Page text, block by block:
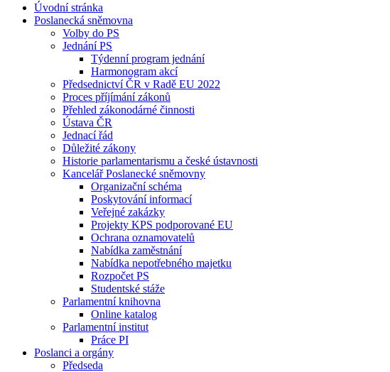
Úvodní stránka
Poslanecká sněmovna
Volby do PS
Jednání PS
Týdenní program jednání
Harmonogram akcí
Předsednictví ČR v Radě EU 2022
Proces příjímání zákonů
Přehled zákonodárné činnosti
Ústava ČR
Jednací řád
Důležité zákony
Historie parlamentarismu a české ústavnosti
Kancelář Poslanecké sněmovny
Organizační schéma
Poskytování informací
Veřejné zakázky
Projekty KPS podporované EU
Ochrana oznamovatelů
Nabídka zaměstnání
Nabídka nepotřebného majetku
Rozpočet PS
Studentské stáže
Parlamentní knihovna
Online katalog
Parlamentní institut
Práce PI
Poslanci a orgány
Předseda